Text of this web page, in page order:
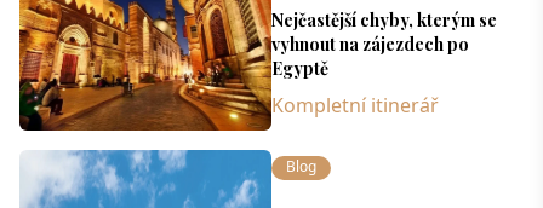
Nejčastější chyby, kterým se
vyhnout na zájezdech po
Egyptě
Kompletní itinerář
Blog